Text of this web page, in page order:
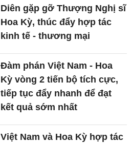
Diên gặp gỡ Thượng Nghị sĩ
Hoa Kỳ, thúc đẩy hợp tác
kinh tế - thương mại
Đàm phán Việt Nam - Hoa
Kỳ vòng 2 tiến bộ tích cực,
tiếp tục đẩy nhanh để đạt
kết quả sớm nhất
Việt Nam và Hoa Kỳ hợp tác